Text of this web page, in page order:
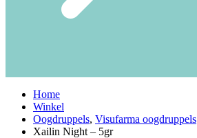
Home
Winkel
Oogdruppels, Visufarma oogdruppels
Xailin Night – 5gr